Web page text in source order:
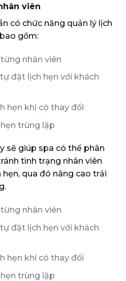
viên
có chức năng quản lý lịch
gồm:
nhân viên
đặt lịch hẹn với khách
hẹn khi có thay đổi
trùng lặp
sẽ giúp spa có thể phân
tình trạng nhân viên
qua đó nâng cao trải
nhân viên
đặt lịch hẹn với khách
hẹn khi có thay đổi
trùng lặp